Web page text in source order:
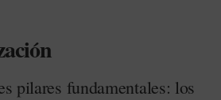
pilares fundamentales: los